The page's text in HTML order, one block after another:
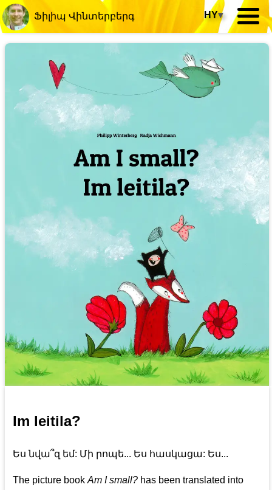
Ֆիլիպ Վինտերբերգ HY▾
Im leitila?
Ես նվա՞զ եմ: Մի րոպե... Ես հասկացա: Ես...
The picture bookAm I small? has been translated into